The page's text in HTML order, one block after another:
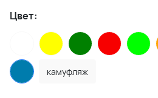
Цвет:
камуфляж